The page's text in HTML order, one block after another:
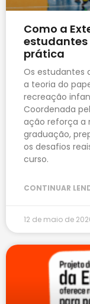
Como a
estudantes
prática
Os estudantes
a teoria do
recreação
Coordenada
ação reforça a
graduação,
os desafios
curso.
CONTINUAR
12 de maio de